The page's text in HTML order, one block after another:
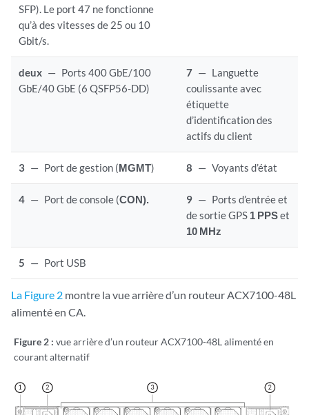
SFP). Le port 47 ne fonctionne
qu’à des vitesses de 25 ou 10
Gbit/s.
deux — Ports 400 GbE/100
GbE/40 GbE (6 QSFP56-DD)
7 — Languette
coulissante avec
étiquette
d’identification des
actifs du client
3 — Port de gestion (MGMT) 8 — Voyants d’état
4 — Port de console (CON). 9 — Ports d’entrée et
de sortie GPS 1 PPSet
10 MHz
5 — Port USB
La Figure 2 montre la vue arrière d’un routeur ACX7100-48L
alimenté en CA.
Figure 2 : vue arrière d’un routeur ACX7100-48L alimenté en
courant alternatif